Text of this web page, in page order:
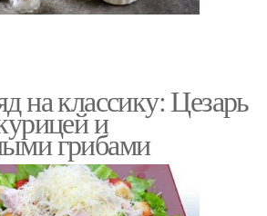
на классику: Цезарь
и
грибами